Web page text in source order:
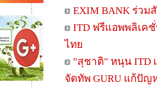
EXIM BANK ร่ว
ITD ฟรีแอพพลิเคชั่
ไทย
"สุชาติ" หนุน ITD เ
จัดทัพ GURU แก้ปั